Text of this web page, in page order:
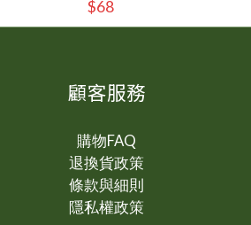
$68
顧客服務
購物FAQ
退換貨政策
條款與細則
隱私權政策